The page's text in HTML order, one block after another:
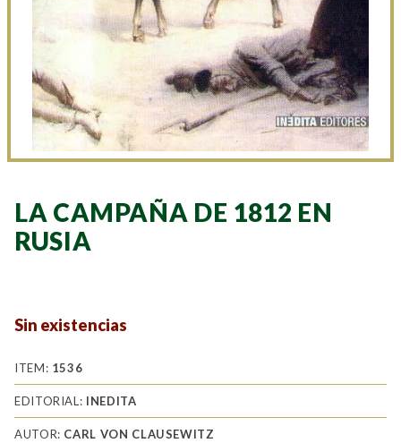
LA CAMPAÑA DE 1812 EN
RUSIA
Sin existencias
ITEM: 1536
EDITORIAL: INEDITA
AUTOR: CARL VON CLAUSEWITZ